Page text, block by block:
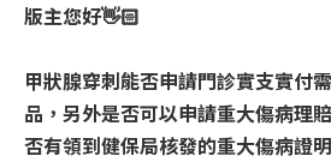
版主您好👋🏻
甲狀腺穿刺能否申請門診實支實付
品，另外是否可以申請重大傷病理
否有領到健保局核發的重大傷病證